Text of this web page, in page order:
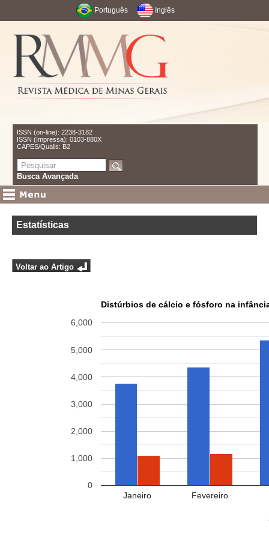
Português Inglês
ISSN (on-line): 2238-3182
ISSN (Impressa): 0103-880X
CAPES/Qualis: B2
Busca Avançada
Estatísticas
Voltar ao Artigo
Distúrbios de cálcio e fósforo na
Janeiro Fevereiro
0
1,000
2,000
3,000
4,000
5,000
6,000